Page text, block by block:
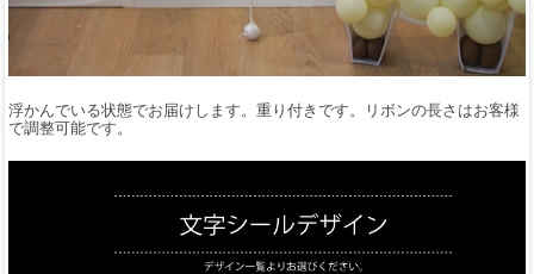
浮かんでいる状態でお届けします。重り付きです。リボンの長さはお客様
で調整可能です。